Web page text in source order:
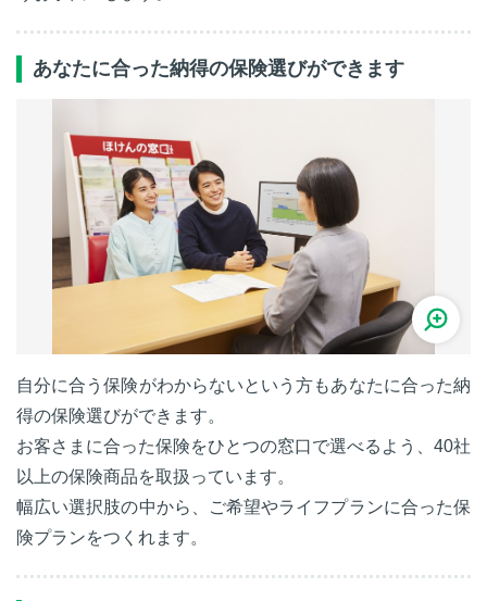
あなたに合った納得の保険選びができます
自分に合う保険がわからないという方もあなたに合った納
得の保険選びができます。
お客さまに合った保険をひとつの窓口で選べるよう、40社
以上の保険商品を取扱っています。
幅広い選択肢の中から、ご希望やライフプランに合った保
険プランをつくれます。